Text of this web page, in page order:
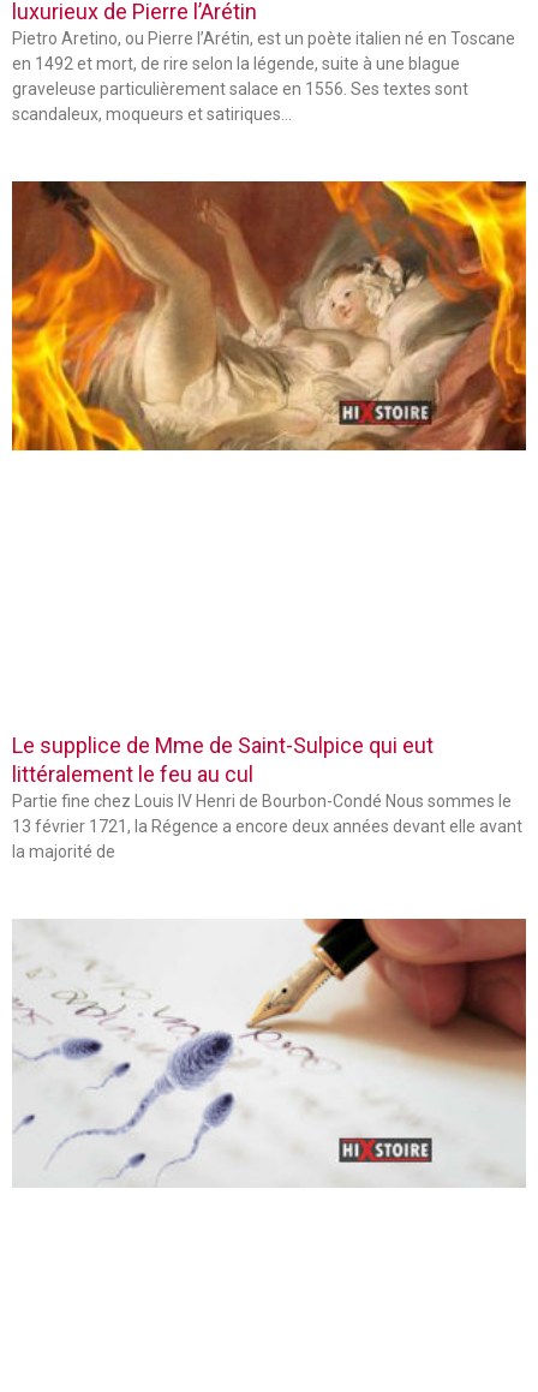
luxurieux de Pierre l’Arétin
Pietro Aretino, ou Pierre l’Arétin, est un poète italien né en Toscane
en 1492 et mort, de rire selon la légende, suite à une blague
graveleuse particulièrement salace en 1556. Ses textes sont
scandaleux, moqueurs et satiriques…
Le supplice de Mme de Saint-Sulpice qui eut
littéralement le feu au cul
Partie fine chez Louis IV Henri de Bourbon-Condé Nous sommes le
13 février 1721, la Régence a encore deux années devant elle avant
la majorité de